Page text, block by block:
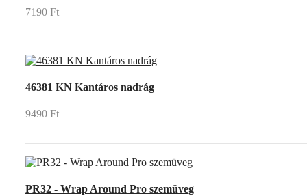
7190 Ft
46381 KN Kantáros nadrág
9490 Ft
PR32 - Wrap Around Pro szemüveg